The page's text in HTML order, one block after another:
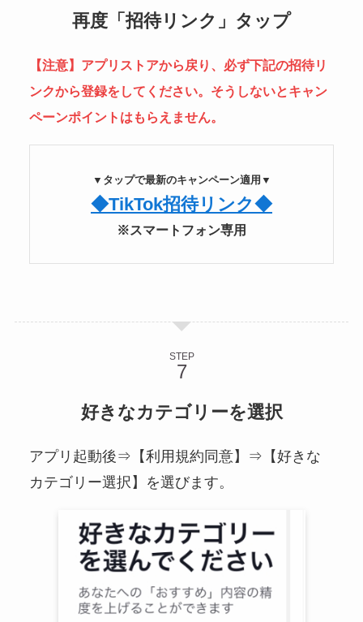
再度「招待リンク」タップ
【注意】アプリストアから戻り、必ず下記の招待リ
ンクから登録をしてください。そうしないとキャン
ペーンポイントはもらえません。
▼タップで最新のキャンペーン適用▼
◆TikTok招待リンク◆
※スマートフォン専用
STEP
好きなカテゴリーを選択
アプリ起動後⇒【利用規約同意】⇒【好きな
カテゴリー選択】を選びます。